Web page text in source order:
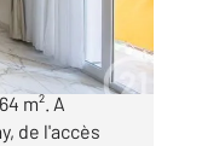
climatisé 3
m². A
de l'accès